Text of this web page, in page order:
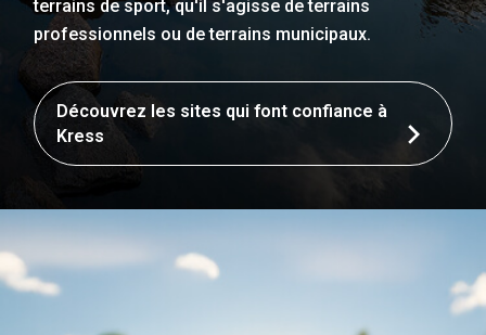
terrains de sport, qu'il s'agisse de terrains
professionnels ou de terrains municipaux.
Découvrez les sites qui font confiance à
Kress